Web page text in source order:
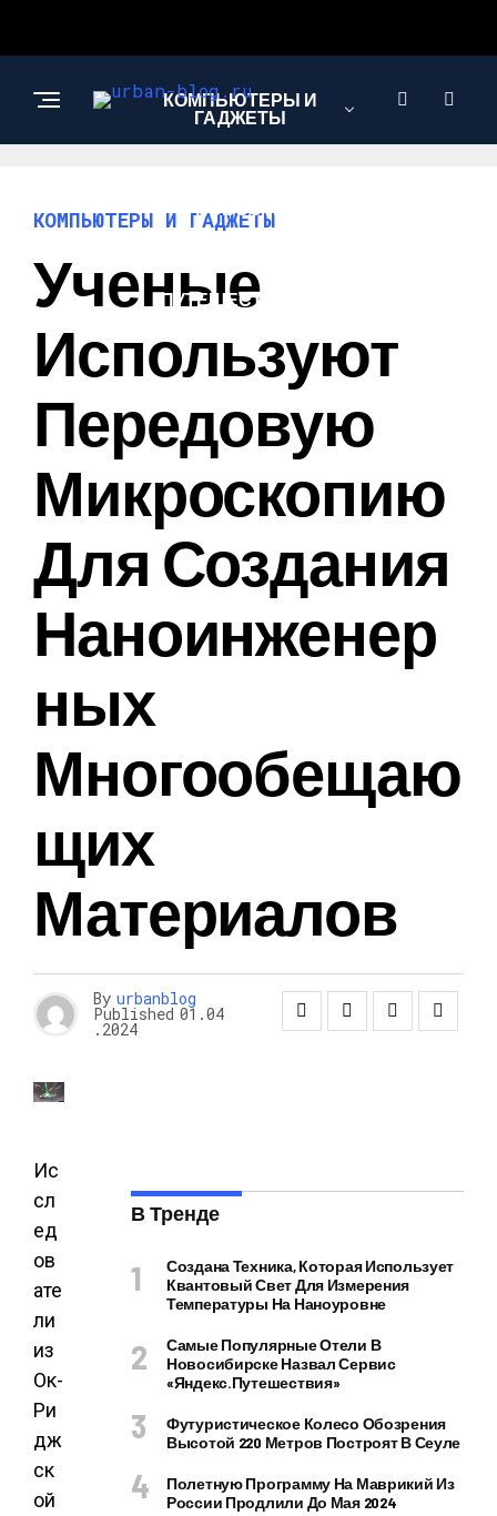
КОМПЬЮТЕРЫ И
ГАДЖЕТЫ
НОВОСТИ
ПУТЕШЕСТВИЯ И
КОМПЬЮТЕРЫ И ГАДЖЕТЫ
Ученые
Используют
Передовую
Микроскопию
Для Создания
Наноинженер
Ных
Многообещаю
Щих
Материалов
By urbanblog
Published 01.04
.2024
Ис
сл
ед
ов
ате
ли
из
Ок-
Ри
дж
ск
ой
В Тренде
Создана Техника, Которая Использует
Квантовый Свет Для Измерения
Температуры На Наноуровне
Самые Популярные Отели В
Новосибирске Назвал Сервис
«Яндекс.Путешествия»
Футуристическое Колесо Обозрения
Высотой 220 Метров Построят В Сеуле
Полетную Программу На Маврикий Из
России Продлили До Мая 2024